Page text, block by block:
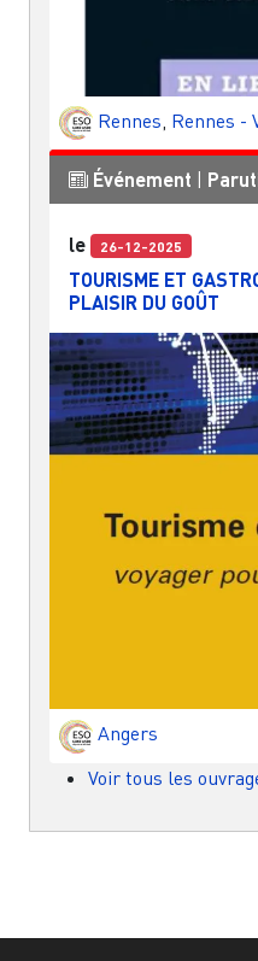
Rennes, Rennes -
Événement
le 26-12-2025
TOURISME ET
PLAISIR DU GOÛT
Angers
Voir tous les